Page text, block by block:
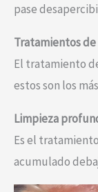
pase
Tratamientos
El tratamiento
estos son los
Limpieza
Es el
acumulado